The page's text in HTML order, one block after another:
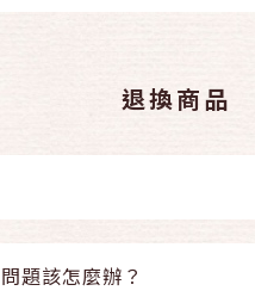
退換商品
題該怎麼辦？